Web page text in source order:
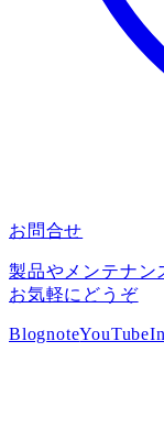
お問合せ
製品やメンテナン
お気軽にどうぞ
BlognoteYouTube